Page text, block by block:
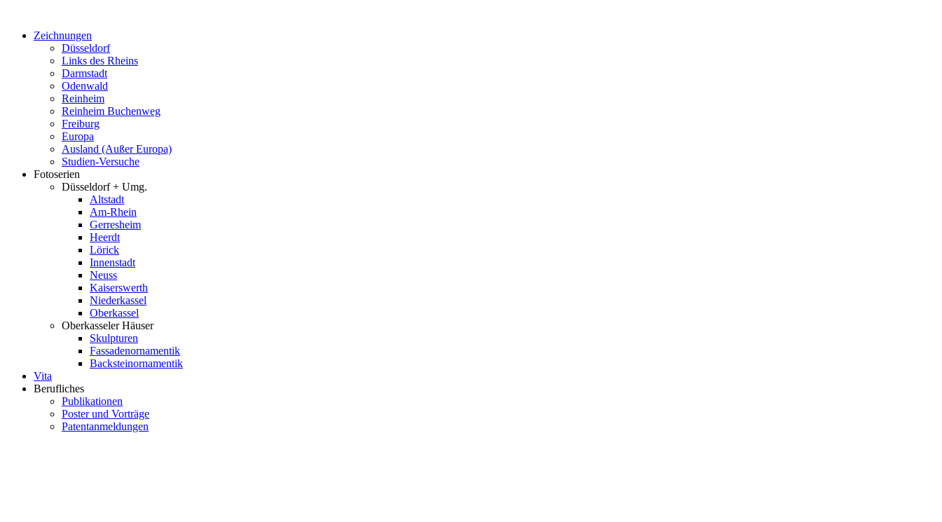
springenZeichnungen
Düsseldorf
Links des Rheins
Darmstadt
Odenwald
Reinheim
Reinheim Buchenweg
Freiburg
Europa
Ausland (Außer Europa)
Studien-Versuche
Fotoserien
Düsseldorf + Umg.
Altstadt
Am-Rhein
Gerresheim
Heerdt
Lörick
Innenstadt
Neuss
Kaiserswerth
Niederkassel
Oberkassel
Oberkasseler Häuser
Skulpturen
Fassadenornamentik
Backsteinornamentik
Vita
Berufliches
Publikationen
Poster und Vorträge
Patentanmeldungen